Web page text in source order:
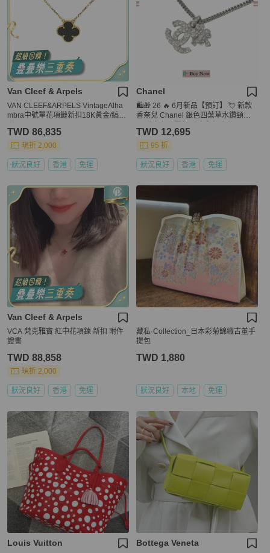
Van Cleef & Arpels
VAN CLEEF&ARPELS VintageAlha
mbra中號單花項鏈新扣18K黃金/縞瑪
TWD 86,835
現折 2,000
狀況良好 香港 免運
Chanel
🛍️🎁 26 🔥 6月新品【預訂】 💘 新款
香奈兒 Chanel 銀色四葉草水鑽頸鏈
EL NECKLACE
TWD 12,695
95 折
狀況良好 香港 免運
Van Cleef & Arpels
VCA 梵克雅寶 紅中花項鍊 新扣 附件
證書
TWD 88,858
現折 2,000
狀況良好 香港 免運
藏私·Collection_日本彩菊錦織古董手
提包
TWD 1,880
狀況良好 本地 免運
Louis Vuitton Bottega Veneta